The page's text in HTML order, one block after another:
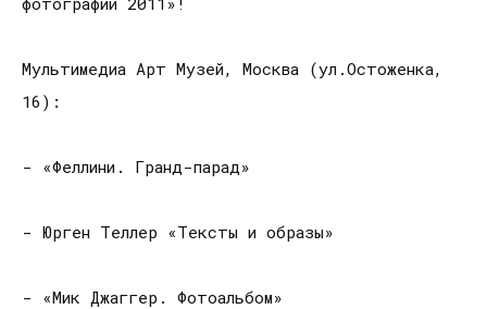
Мультимедиа Арт Музей, Москва (ул.Остоженка,
16):
- «Феллини. Гранд-парад»
- Юрген Теллер «Тексты и образы»
- «Мик Джаггер. Фотоальбом»